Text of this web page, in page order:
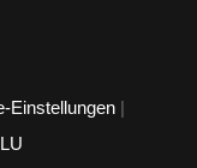
Einstellungen|